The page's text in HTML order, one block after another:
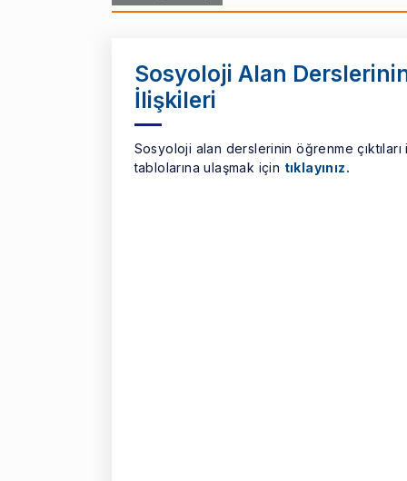
Sosyoloji Alan Derslerinin
İlişkileri
Sosyoloji alan derslerinin öğrenme
tablolarına ulaşmak için tıklayınız.